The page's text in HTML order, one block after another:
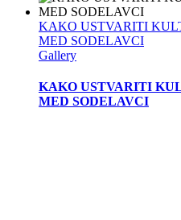
KAKO USTVARITI
MED SODELAVCI
Gallery
KAKO USTVARITI
MED SODELAVCI